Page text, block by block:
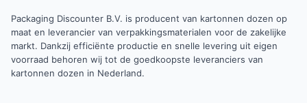
Packaging Discounter B.V. is producent van kartonnen dozen op
maat en leverancier van verpakkingsmaterialen voor de zakelijke
markt. Dankzij efficiënte productie en snelle levering uit eigen
voorraad behoren wij tot de goedkoopste leveranciers van
kartonnen dozen in Nederland.